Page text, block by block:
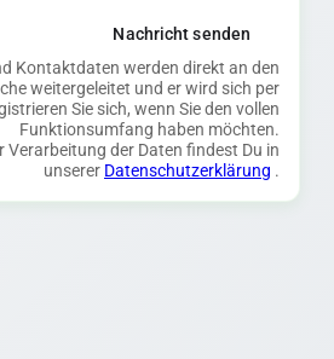
Nachricht senden
Kontaktdaten werden direkt an den
weitergeleitet und er wird sich per
Sie sich, wenn Sie den vollen
Funktionsumfang haben möchten.
der Daten findest Du in
unserer Datenschutzerklärung .